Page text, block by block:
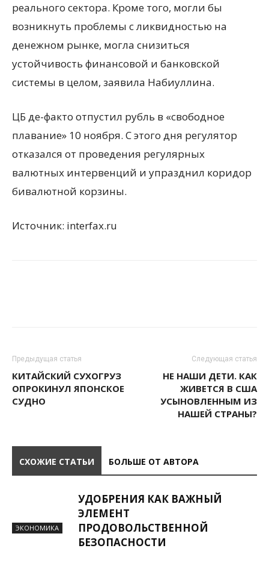
реального сектора. Кроме того, могли бы
возникнуть проблемы с ликвидностью на
денежном рынке, могла снизиться
устойчивость финансовой и банковской
системы в целом, заявила Набиуллина.
ЦБ де-факто отпустил рубль в «свободное
плавание» 10 ноября. С этого дня регулятор
отказался от проведения регулярных
валютных интервенций и упразднил коридор
бивалютной корзины.
Источник: interfax.ru
Предыдущая статья
КИТАЙСКИЙ СУХОГРУЗ
ОПРОКИНУЛ ЯПОНСКОЕ
СУДНО
Следующая статья
НЕ НАШИ ДЕТИ. КАК
ЖИВЕТСЯ В США
УСЫНОВЛЕННЫМ ИЗ
НАШЕЙ СТРАНЫ?
СХОЖИЕ СТАТЬИ БОЛЬШЕ ОТ АВТОРА
ЭКОНОМИКА
УДОБРЕНИЯ КАК ВАЖНЫЙ
ЭЛЕМЕНТ
ПРОДОВОЛЬСТВЕННОЙ
БЕЗОПАСНОСТИ